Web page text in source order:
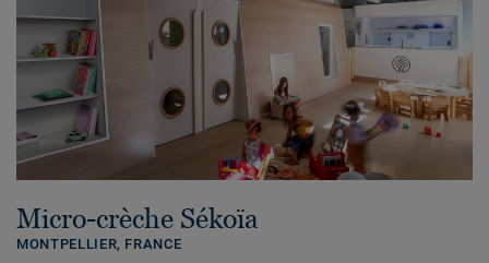
Micro-crèche Sékoïa
MONTPELLIER, FRANCE